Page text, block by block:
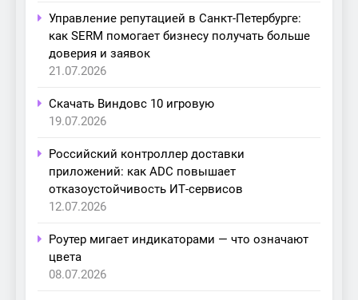
Управление репутацией в Санкт-Петербурге:
как SERM помогает бизнесу получать больше
доверия и заявок
21.07.2026
Скачать Виндовс 10 игровую
19.07.2026
Российский контроллер доставки
приложений: как ADC повышает
отказоустойчивость ИТ-сервисов
12.07.2026
Роутер мигает индикаторами — что означают
цвета
08.07.2026